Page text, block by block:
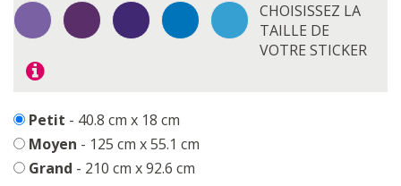
CHOISISSEZ LA
TAILLE DE
VOTRE STICKER
Petit - 40.8 cm x 18 cm
Moyen - 125 cm x 55.1 cm
Grand - 210 cm x 92.6 cm